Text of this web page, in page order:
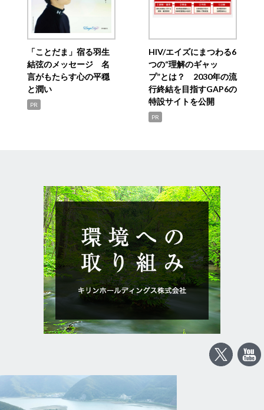
「ことだま」宿る羽生
結弦のメッセージ 名
言がもたらす心の平穏
と潤い
PR
HIV/エイズにまつわる6
つの“理解のギャッ
プ”とは？ 2030年の流
行終結を目指すGAP6の
特設サイトを公開
PR